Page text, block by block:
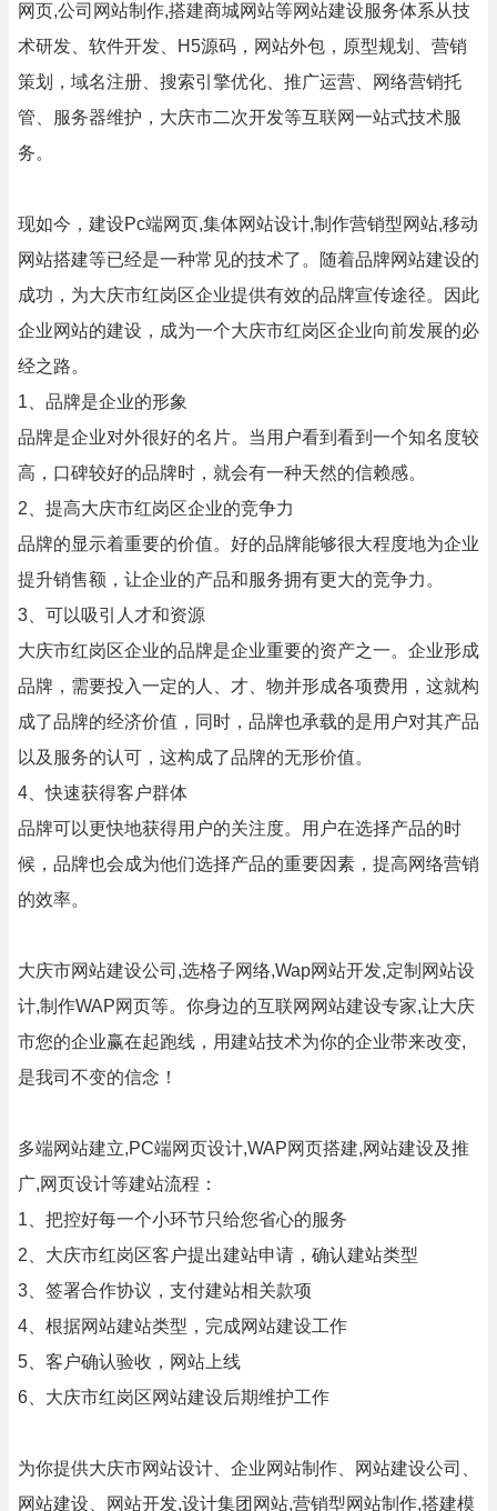
网页,公司网站制作,搭建商城网站等网站建设服务体系从技
术研发、软件开发、H5源码，网站外包，原型规划、营销
策划，域名注册、搜索引擎优化、推广运营、网络营销托
管、服务器维护，大庆市二次开发等互联网一站式技术服
务。
现如今，建设Pc端网页,集体网站设计,制作营销型网站,移动
网站搭建等已经是一种常见的技术了。随着品牌网站建设的
成功，为大庆市红岗区企业提供有效的品牌宣传途径。因此
企业网站的建设，成为一个大庆市红岗区企业向前发展的必
经之路。
1、品牌是企业的形象
品牌是企业对外很好的名片。当用户看到看到一个知名度较
高，口碑较好的品牌时，就会有一种天然的信赖感。
2、提高大庆市红岗区企业的竞争力
品牌的显示着重要的价值。好的品牌能够很大程度地为企业
提升销售额，让企业的产品和服务拥有更大的竞争力。
3、可以吸引人才和资源
大庆市红岗区企业的品牌是企业重要的资产之一。企业形成
品牌，需要投入一定的人、才、物并形成各项费用，这就构
成了品牌的经济价值，同时，品牌也承载的是用户对其产品
以及服务的认可，这构成了品牌的无形价值。
4、快速获得客户群体
品牌可以更快地获得用户的关注度。用户在选择产品的时
候，品牌也会成为他们选择产品的重要因素，提高网络营销
的效率。
大庆市网站建设公司,选格子网络,Wap网站开发,定制网站设
计,制作WAP网页等。你身边的互联网网站建设专家,让大庆
市您的企业赢在起跑线，用建站技术为你的企业带来改变,
是我司不变的信念！
多端网站建立,PC端网页设计,WAP网页搭建,网站建设及推
广,网页设计等建站流程：
1、把控好每一个小环节只给您省心的服务
2、大庆市红岗区客户提出建站申请，确认建站类型
3、签署合作协议，支付建站相关款项
4、根据网站建站类型，完成网站建设工作
5、客户确认验收，网站上线
6、大庆市红岗区网站建设后期维护工作
为你提供大庆市网站设计、企业网站制作、网站建设公司、
网站建设、网站开发,设计集团网站,营销型网站制作,搭建模